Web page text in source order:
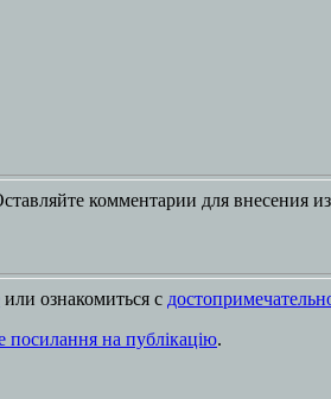
комментарии для внесения
или ознакомиться с
посилання на публікацію.